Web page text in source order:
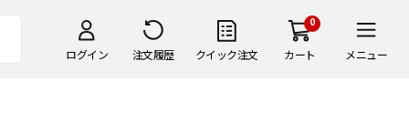
ログイン 注文履歴 クイック注文
0
カート メニュー